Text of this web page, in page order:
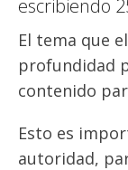
escribiendo
El tema que
profundidad
contenido
Esto es
autoridad,